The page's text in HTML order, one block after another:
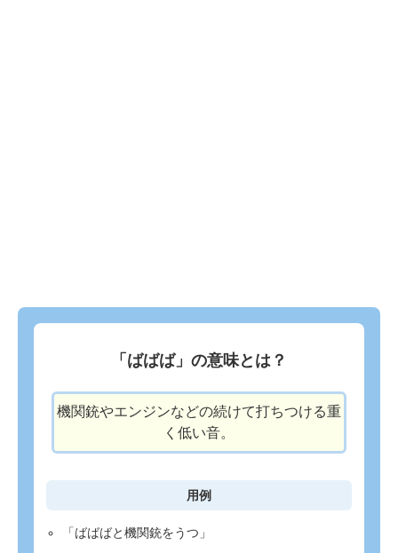
「ばばば」の意味とは？
機関銃やエンジンなどの続けて打ちつける重
く低い音。
用例
「ばばばと機関銃をうつ」